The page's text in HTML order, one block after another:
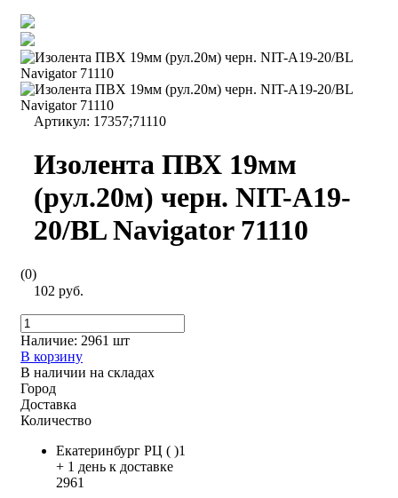
Артикул: 17357;71110
Изолента ПВХ 19мм
(рул.20м) черн. NIT-A19-
20/BL Navigator 71110
(0)
102 руб.
Наличие: 2961 шт
В корзину
В наличии на складах
Город
Доставка
Количество
Екатеринбург РЦ ( )1
+ 1 день к доставке
2961